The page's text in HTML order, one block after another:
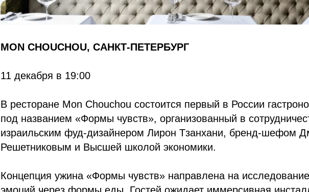
MON CHOUCHOU, САНКТ-ПЕТЕРБУРГ
11 декабря в 19:00
В ресторане Mon Chouchou состоится первый в России
под названием «Формы чувств», организованный в
израильским фуд-дизайнером Лирон Тзанхани, бренд-шефом
Решетниковым и Высшей школой экономики.
Концепция ужина «Формы чувств» направлена на